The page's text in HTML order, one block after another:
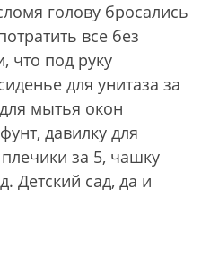
голову бросались
все без
что под руку
для унитаза за
мытья окон
давилку для
за 5, чашку
Детский сад, да и